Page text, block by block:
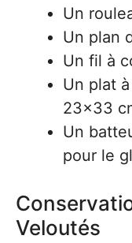
Un
Un plan
Un fil à
Un plat
23×33
Un
pour le
Veloutés